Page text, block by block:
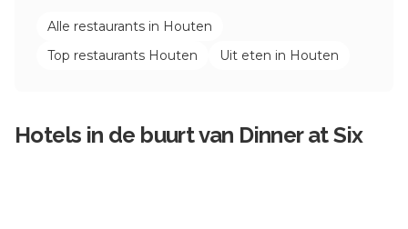
Alle restaurants in Houten
Top restaurants Houten Uit eten in Houten
Hotels in de buurt van Dinner at Six